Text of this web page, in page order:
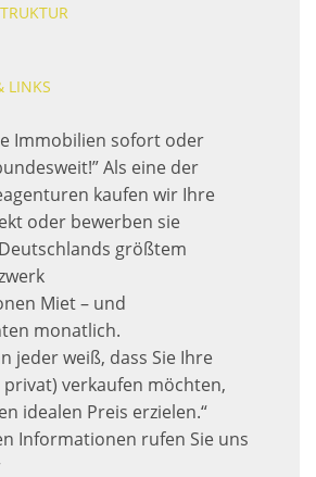
LINKS
Immobilien sofort oder
Als eine der
kaufen wir Ihre
oder bewerben sie
größtem
Miet – und
monatlich.
jeder weiß, dass Sie Ihre
verkaufen möchten,
idealen Preis erzielen.“
Informationen rufen Sie uns